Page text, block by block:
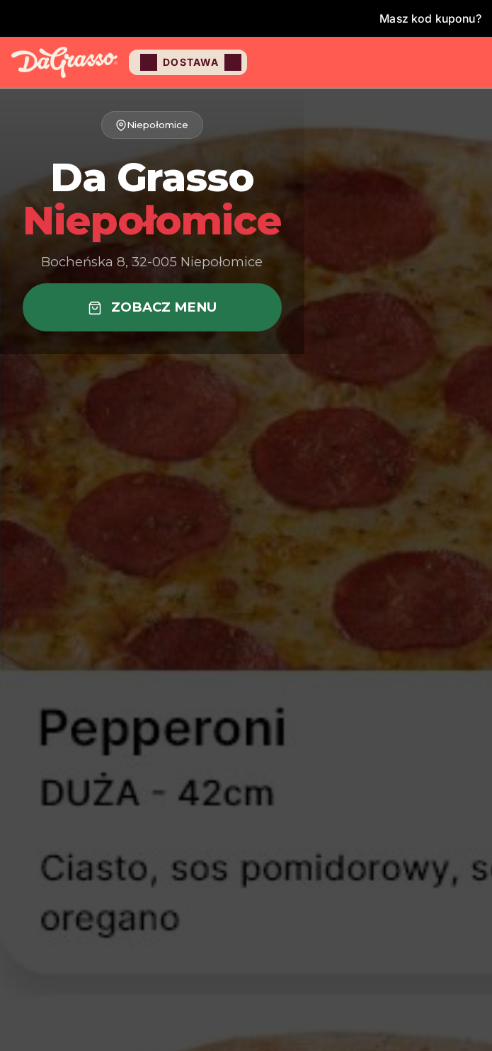
DOSTAWA
Masz kod kuponu?
Niepołomice
Da Grasso
Niepołomice
Bocheńska 8, 32-005 Niepołomice
ZOBACZ MENU